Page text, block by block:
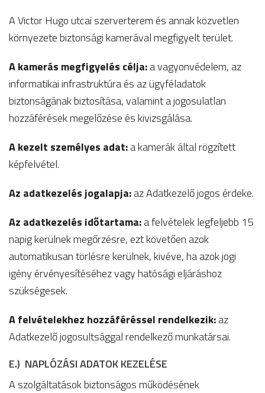
A Victor Hugo utcai szerverterem és annak közvetlen
környezete biztonsági kamerával megfigyelt terület.
A kamerás megfigyelés célja:a vagyonvédelem, az
informatikai infrastruktúra és az ügyféladatok
biztonságának biztosítása, valamint a jogosulatlan
hozzáférések megelőzése és kivizsgálása.
A kezelt személyes adat:a kamerák által rögzített
képfelvétel.
Az adatkezelés jogalapja:az Adatkezelő jogos érdeke.
Az adatkezelés időtartama:a felvételek legfeljebb 15
napig kerülnek megőrzésre, ezt követően azok
automatikusan törlésre kerülnek, kivéve, ha azok jogi
igény érvényesítéséhez vagy hatósági eljáráshoz
szükségesek.
A felvételekhez hozzáféréssel rendelkezik:az
Adatkezelő jogosultsággal rendelkező munkatársai.
E.) NAPLÓZÁSI ADATOK KEZELÉSE
A szolgáltatások biztonságos működésének